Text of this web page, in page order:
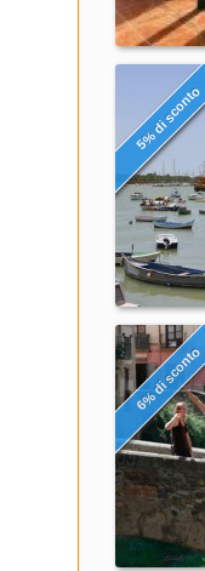
5% di sconto
6% di sconto